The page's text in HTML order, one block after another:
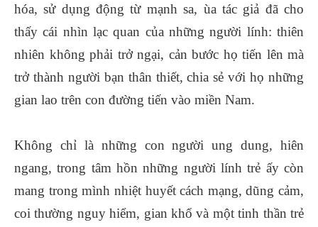
hóa, sử dụng động từ mạnh sa, ùa tác giả đã cho
thấy cái nhìn lạc quan của những người lính: thiên
nhiên không phải trở ngại, cản bước họ tiến lên mà
trở thành người bạn thân thiết, chia sẻ với họ những
gian lao trên con đường tiến vào miền Nam.
Không chỉ là những con người ung dung, hiên
ngang, trong tâm hồn những người lính trẻ ấy còn
mang trong mình nhiệt huyết cách mạng, dũng cảm,
coi thường nguy hiểm, gian khổ và một tinh thần trẻ